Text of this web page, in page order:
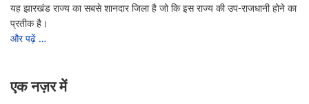
यह झारखंड राज्य का सबसे शानदार जिला है जो कि इस राज्य की उप-राजधानी होने का
प्रतीक है।
और पढ़ें …
एक नज़र में